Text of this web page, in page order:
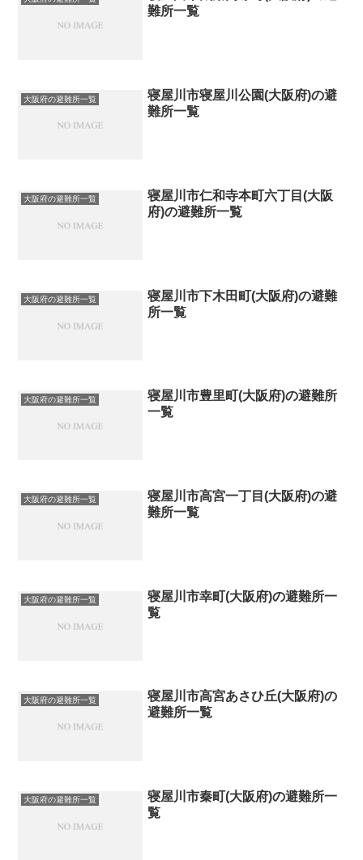
難所一覧
大阪府の避難所一覧
寝屋川市寝屋川公園(大阪府)の避
難所一覧
大阪府の避難所一覧
寝屋川市仁和寺本町六丁目(大阪
府)の避難所一覧
大阪府の避難所一覧
寝屋川市下木田町(大阪府)の避難
所一覧
大阪府の避難所一覧
寝屋川市豊里町(大阪府)の避難所
一覧
大阪府の避難所一覧
寝屋川市高宮一丁目(大阪府)の避
難所一覧
大阪府の避難所一覧
寝屋川市幸町(大阪府)の避難所一
覧
大阪府の避難所一覧
寝屋川市高宮あさひ丘(大阪府)の
避難所一覧
大阪府の避難所一覧
寝屋川市秦町(大阪府)の避難所一
覧